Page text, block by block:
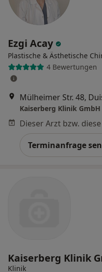
Ezgi Acay
Plastische & Ästhetische
4 Bewertungen
Mülheimer Str. 48,
Kaiserberg Klinik GmbH
Terminanfrage
Kaiserberg Klinik
Klinik